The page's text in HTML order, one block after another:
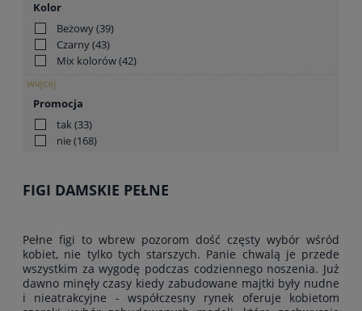
Kolor
Beżowy(39)
Czarny(43)
Mix kolorów(42)
więcej
Promocja
tak(33)
nie(168)
FIGI DAMSKIE PEŁNE
Pełne figi to wbrew pozorom dość częsty wybór wśród
kobiet, nie tylko tych starszych. Panie chwalą je przede
wszystkim za wygodę podczas codziennego noszenia. Już
dawno minęły czasy kiedy zabudowane majtki były nudne
i nieatrakcyjne - współczesny rynek oferuje kobietom